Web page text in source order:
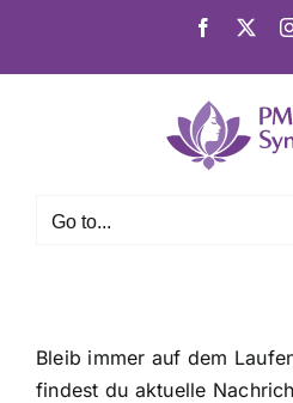
content
Facebook
Go to...
Bleib immer auf dem
findest du aktuelle